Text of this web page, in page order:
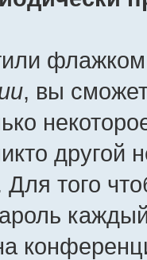
, вы
другой
Для того